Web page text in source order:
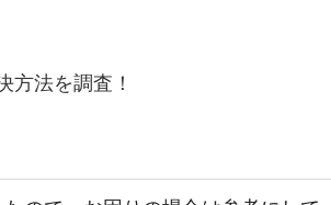
方法を調査！